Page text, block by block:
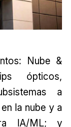
Nube &
ópticos,
a
la nube y a
IA/ML; y